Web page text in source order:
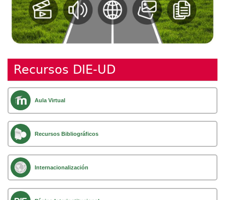
Recursos DIE-UD
Aula Virtual
Recursos Bibliográficos
Internacionalización